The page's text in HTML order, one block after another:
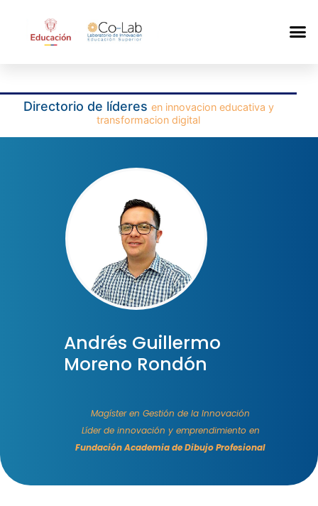
Directorio de líderes en innovacion educativa y
transformacion digital
Andrés Guillermo
Moreno Rondón
Magíster en Gestión de la Innovación
Líder de innovación y emprendimiento en
Fundación Academia de Dibujo Profesional